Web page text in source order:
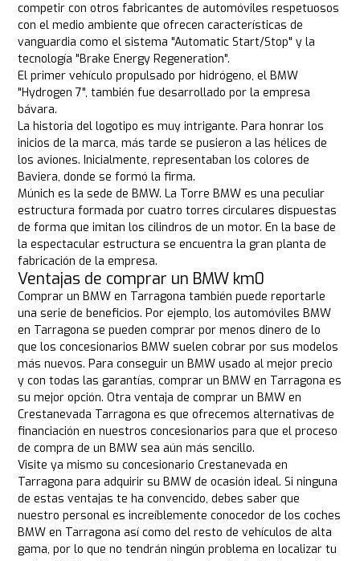
competir con otros fabricantes de automóviles respetuosos
con el medio ambiente que ofrecen características de
vanguardia como el sistema "Automatic Start/Stop" y la
tecnología "Brake Energy Regeneration".
El primer vehículo propulsado por hidrógeno, el BMW
"Hydrogen 7", también fue desarrollado por la empresa
bávara.
La historia del logotipo es muy intrigante. Para honrar los
inicios de la marca, más tarde se pusieron a las hélices de
los aviones. Inicialmente, representaban los colores de
Baviera, donde se formó la firma.
Múnich es la sede de BMW. La Torre BMW es una peculiar
estructura formada por cuatro torres circulares dispuestas
de forma que imitan los cilindros de un motor. En la base de
la espectacular estructura se encuentra la gran planta de
fabricación de la empresa.
Ventajas de comprar un BMW km0
Comprar un BMW en Tarragona también puede reportarle
una serie de beneficios. Por ejemplo, los automóviles BMW
en Tarragona se pueden comprar por menos dinero de lo
que los concesionarios BMW suelen cobrar por sus modelos
más nuevos. Para conseguir un BMW usado al mejor precio
y con todas las garantías, comprar un BMW en Tarragona es
su mejor opción. Otra ventaja de comprar un BMW en
Crestanevada Tarragona es que ofrecemos alternativas de
financiación en nuestros concesionarios para que el proceso
de compra de un BMW sea aún más sencillo.
Visite ya mismo su concesionario Crestanevada en
Tarragona para adquirir su BMW de ocasión ideal. Si ninguna
de estas ventajas te ha convencido, debes saber que
nuestro personal es increíblemente conocedor de los coches
BMW en Tarragona así como del resto de vehículos de alta
gama, por lo que no tendrán ningún problema en localizar tu